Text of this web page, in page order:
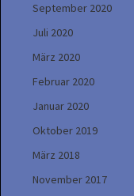
September 2020
Juli 2020
März 2020
Februar 2020
Januar 2020
Oktober 2019
März 2018
November 2017